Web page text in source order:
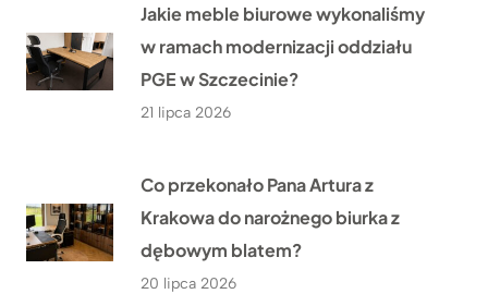
Jakie meble biurowe wykonaliśmy
w ramach modernizacji oddziału
PGE w Szczecinie?
21 lipca 2026
Co przekonało Pana Artura z
Krakowa do narożnego biurka z
dębowym blatem?
20 lipca 2026